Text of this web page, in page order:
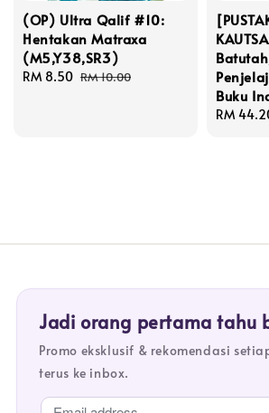
(OP) Ultra Qalif #10:
Hentakan Matraxa
(M5,Y38,SR3)
Sale
RM 8.50 Regular
RM 10.00
Buku
Sale
RM
Jadi orang pertama tahu
Promo eksklusif & rekomendasi
terus ke inbox.